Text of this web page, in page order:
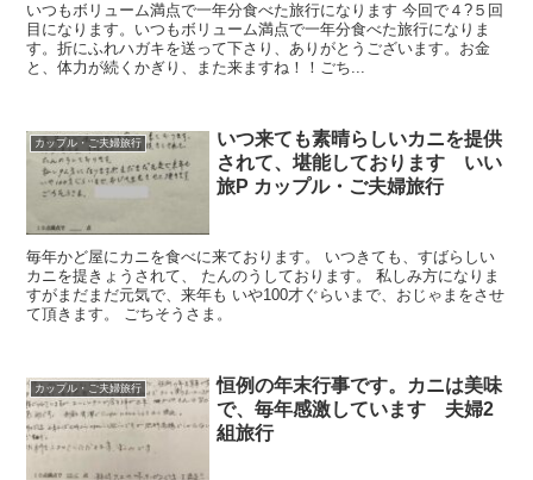
いつもボリューム満点で一年分食べた旅行になります 今回で４?５回
目になります。いつもボリューム満点で一年分食べた旅行になりま
す。折にふれハガキを送って下さり、ありがとうございます。お金
と、体力が続くかぎり、また来ますね！！ごち...
カップル・ご夫婦旅行
いつ来ても素晴らしいカニを提供
されて、堪能しております いい
旅P カップル・ご夫婦旅行
毎年かど屋にカニを食べに来ております。 いつきても、すばらしい
カニを提きょうされて、 たんのうしております。 私しみ方になりま
すがまだまだ元気で、来年も いや100才ぐらいまで、おじゃまをさせ
て頂きます。 ごちそうさま。
カップル・ご夫婦旅行
恒例の年末行事です。カニは美味
で、毎年感激しています 夫婦2
組旅行